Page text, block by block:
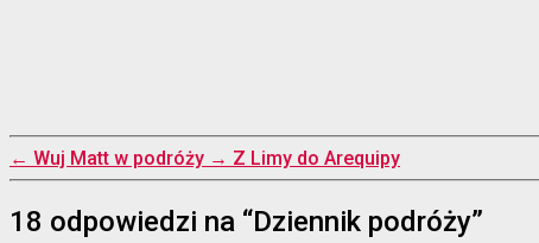
← Wuj Matt w podróży → Z Limy do Arequipy
18 odpowiedzi na “Dziennik podróży”